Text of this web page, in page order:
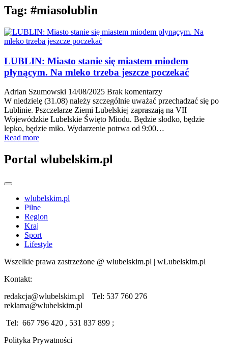
Tag: #miasolublin
LUBLIN: Miasto stanie się miastem miodem
płynącym. Na mleko trzeba jeszcze poczekać
Adrian Szumowski 14/08/2025 Brak komentarzy
W niedzielę (31.08) należy szczególnie uważać przechadzać się po
Lublinie. Pszczelarze Ziemi Lubelskiej zapraszają na VII
Wojewódzkie Lubelskie Święto Miodu. Będzie słodko, będzie
lepko, będzie miło. Wydarzenie potrwa od 9:00…
Read more
Portal wlubelskim.pl
wlubelskim.pl
Pilne
Region
Kraj
Sport
Lifestyle
Wszelkie prawa zastrzeżone @ wlubelskim.pl | wLubelskim.pl
Kontakt:
redakcja@wlubelskim.pl Tel: 537 760 276
reklama@wlubelskim.pl
Tel: 667 796 420 , 531 837 899 ;
Polityka Prywatności